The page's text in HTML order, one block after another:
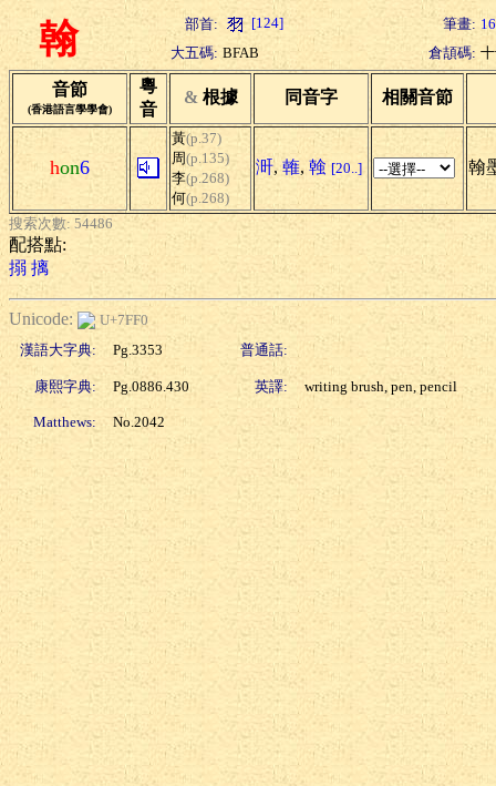
翰 部首: [124] 筆畫: 16
大五碼: BFAB 倉頡碼:
音節
(香港語言學學會)
粵
音
& 根據 同音字 相關音節
hon6
黃(p.37)
周(p.135)
李(p.268)
何(p.268)
涆, 雗, 螒 [20..] 翰
搜索次數: 54486
配搭點:
搦 摛
Unicode:
U+7FF0
漢語大字典:
Pg.3353 普通話:
康熙字典: Pg.0886.430 英譯: writing brush, pen, pencil
Matthews: No.2042